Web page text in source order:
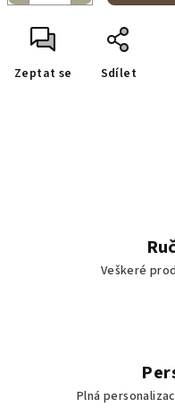
Zeptat se Sdílet
Veškeré
Plná